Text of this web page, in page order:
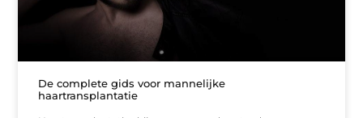
De complete gids voor mannelijke
haartransplantatie